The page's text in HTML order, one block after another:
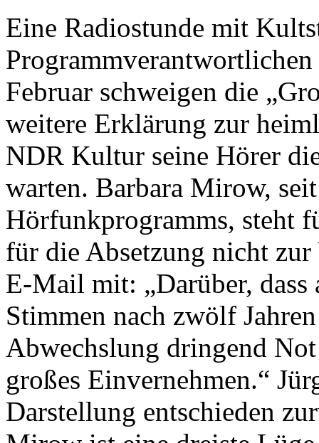
Eine Radiostunde mit
Februar schweigen die
weitere Erklärung zur
NDR Kultur seine Hörer
warten. Barbara Mirow,
Hörfunkprogramms, steht
für die Absetzung nicht
E-Mail mit: „Darüber, dass
Stimmen nach zwölf
Abwechslung dringend
großes Einvernehmen.“
Darstellung entschieden